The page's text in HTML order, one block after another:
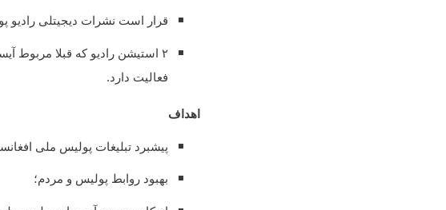
قرار است نشرات دیجیتلی رادیو
۲ استیشن رادیو که قبلا
فعالیت دارد.
اهداف
پیشبرد تبلیغات پولیس ملی
بهبود روابط پولیس و مردم؛